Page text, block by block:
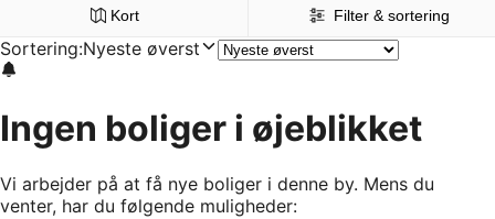
Kort Filter & sortering
Sortering:Nyeste øverst
Ingen boliger i øjeblikket
Vi arbejder på at få nye boliger i denne by. Mens du
venter, har du følgende muligheder: